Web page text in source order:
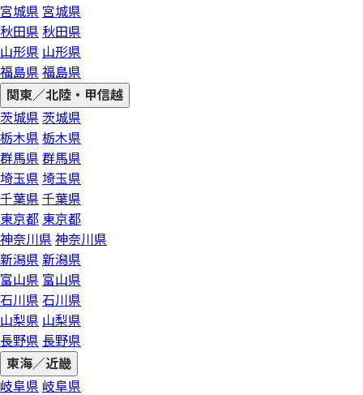
宮城県 宮城県
秋田県 秋田県
山形県 山形県
福島県 福島県
関東／北陸・甲信越
茨城県 茨城県
栃木県 栃木県
群馬県 群馬県
埼玉県 埼玉県
千葉県 千葉県
東京都 東京都
神奈川県 神奈川県
新潟県 新潟県
富山県 富山県
石川県 石川県
山梨県 山梨県
長野県 長野県
東海／近畿
岐阜県 岐阜県